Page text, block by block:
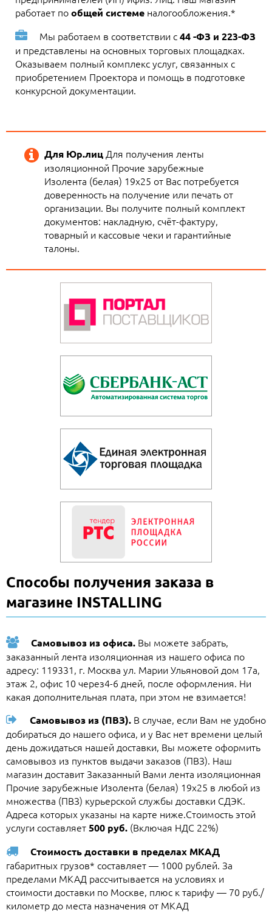
работает пообщей системе налогообложения.*
Мы работаем в соответствии с44 -ФЗ и 223-ФЗ
и представлены на основных торговых площадках.
Оказываем полный комплекс услуг, связанных с
приобретением Проектора и помощь в подготовке
конкурсной документации.
Для Юр.лицДля получения ленты
изоляционной Прочие зарубежные
Изолента (белая) 19х25 от Вас потребуется
доверенность на получение или печать от
организации. Вы получите полный комплект
документов: накладную, счёт-фактуру,
товарный и кассовые чеки и гарантийные
талоны.
Способы получения заказа в
магазине INSTALLING
Самовывоз из офиса. Вы можете забрать,
заказанный лента изоляционная из нашего офиса по
адресу: 119331, г. Москва ул. Марии Ульяновой дом 17а,
этаж 2, офис 10 через4-6 дней, после оформления. Ни
какая дополнительная плата, при этом не взимается!
Самовывоз из (ПВЗ). В случае, если Вам не удобно
добираться до нашего офиса, и у Вас нет времени целый
день дожидаться нашей доставки, Вы можете оформить
самовывоз из пунктов выдачи заказов (ПВЗ). Наш
магазин доставит Заказанный Вами лента изоляционная
Прочие зарубежные Изолента (белая) 19х25 в любой из
множества (ПВЗ) курьерской службы доставки СДЭК.
Адреса которых указаны на карте ниже.Стоимость этой
услуги составляет500 руб. (Включая НДС 22%)
Стоимость доставки в пределах МКАД
габаритных грузов* составляет — 1000 рублей. За
пределами МКАД рассчитывается на условиях и
стоимости доставки по Москве, плюс к тарифу — 70 руб./
километр до места назначения от МКАД